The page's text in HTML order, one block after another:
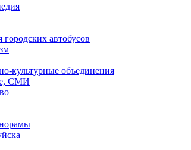
автобусов
культурные объединения
СМИ